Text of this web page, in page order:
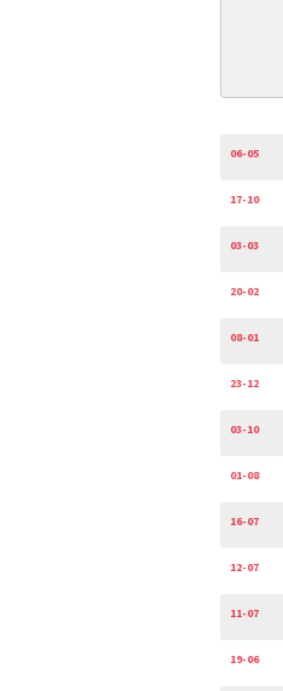
06-05
17-10
03-03
20-02
08-01
23-12
03-10
01-08
16-07
12-07
11-07
19-06